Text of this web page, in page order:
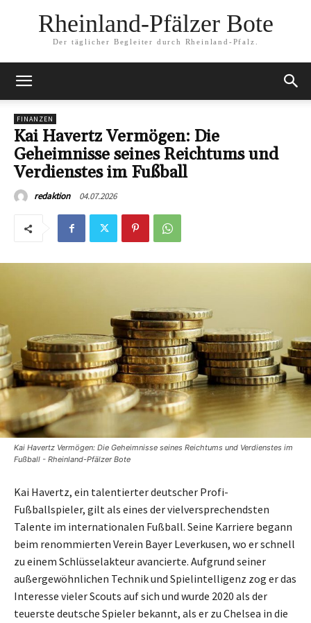
Rheinland-Pfälzer Bote
Der täglicher Begleiter durch Rheinland-Pfalz.
FINANZEN
Kai Havertz Vermögen: Die
Geheimnisse seines Reichtums und
Verdienstes im Fußball
redaktion 04.07.2026
Kai Havertz Vermögen: Die Geheimnisse seines Reichtums und Verdienstes im
Fußball - Rheinland-Pfälzer Bote
Kai Havertz, ein talentierter deutscher Profi-
Fußballspieler, gilt als eines der vielversprechendsten
Talente im internationalen Fußball. Seine Karriere begann
beim renommierten Verein Bayer Leverkusen, wo er schnell
zu einem Schlüsselakteur avancierte. Aufgrund seiner
außergewöhnlichen Technik und Spielintelligenz zog er das
Interesse vieler Scouts auf sich und wurde 2020 als der
teuerste deutsche Spieler bekannt, als er zu Chelsea in die